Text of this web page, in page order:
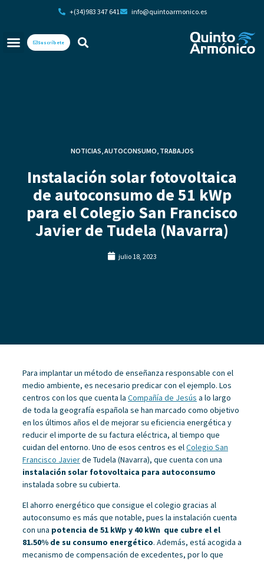
+(34)983 347 641 info@quintoarmonico.es
Suscríbete
NOTICIAS AUTOCONSUMO TRABAJOS
Instalación solar fotovoltaica
de autoconsumo de 51 kWp
para el Colegio San Francisco
Javier de Tudela (Navarra)
julio 18, 2023
Para implantar un método de enseñanza responsable con el
medio ambiente, es necesario predicar con el ejemplo. Los
centros con los que cuenta la Compañía de Jesús a lo largo
de toda la geografía española se han marcado como objetivo
en los últimos años el de mejorar su eficiencia energética y
reducir el importe de su factura eléctrica, al tiempo que
cuidan del entorno. Uno de esos centros es elColegio San
Francisco Javierde Tudela (Navarra), que cuenta con una
instalación solar fotovoltaica para autoconsumo
instalada sobre su cubierta.
El ahorro energético que consigue el colegio gracias al
autoconsumo es más que notable, pues la instalación cuenta
con una potencia de 51 kWp y 40 kWn que cubre el el
81.50% de su consumo energético. Además, está acogida a
mecanismo de compensación de excedentes, por lo que